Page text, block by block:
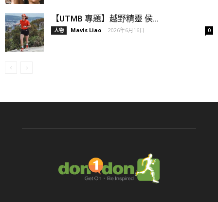
【UTMB 專題】越野精靈 侯...
人物 Mavis Liao - 2026年6月16日 0